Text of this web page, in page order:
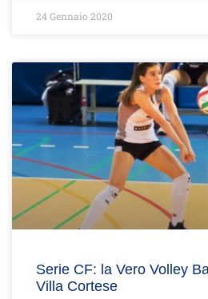
24 Gennaio 2020
Serie CF: la Vero Volley
Villa Cortese